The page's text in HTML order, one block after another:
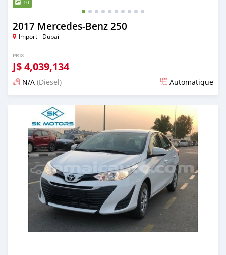
10
2017 Mercedes-Benz 250
Import - Dubai
PRIX
J$4,039,134
N/A (Diesel) Automatique
Publié il y a presque 6 ans